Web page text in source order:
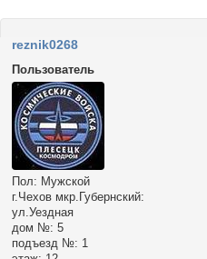
reznik0268
Пользователь
Пол: Мужской
г.Чехов мкр.Губернский:
ул.Уездная
дом №: 5
подъезд №: 1